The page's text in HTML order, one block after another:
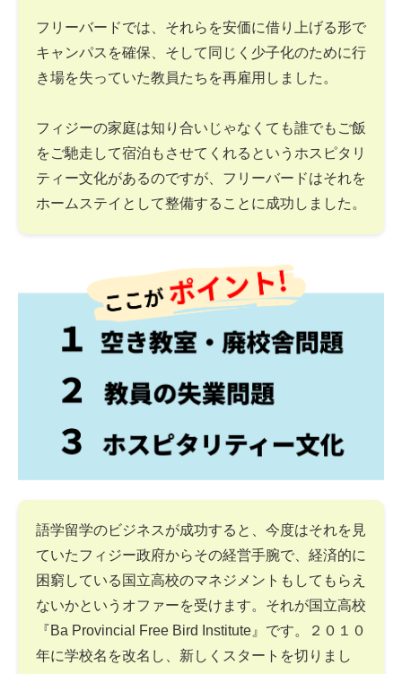
フリーバードでは、それらを安価に借り上げる形で
キャンパスを確保、そして同じく少子化のために行
き場を失っていた教員たちを再雇用しました。
フィジーの家庭は知り合いじゃなくても誰でもご飯
をご馳走して宿泊もさせてくれるというホスピタリ
ティー文化があるのですが、フリーバードはそれを
ホームステイとして整備することに成功しました。
語学留学のビジネスが成功すると、今度はそれを見
ていたフィジー政府からその経営手腕で、経済的に
困窮している国立高校のマネジメントもしてもらえ
ないかというオファーを受けます。それが国立高校
『Ba Provincial Free Bird Institute』です。２０１０
年に学校名を改名し、新しくスタートを切りまし